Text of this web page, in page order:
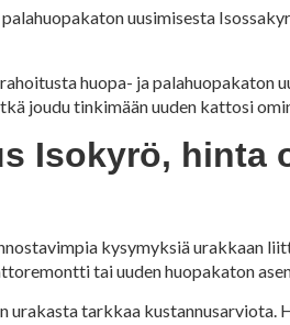
uusimisesta
huopa- ja
joudu tinkimään uuden kattosi
Isokyrö, hinta
kysymyksiä urakkaan
tai uuden huopakaton
urakasta tarkkaa